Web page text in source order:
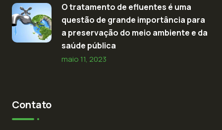
O tratamento de efluentes é uma
questão de grande importância para
a preservação do meio ambiente e da
saúde pública
maio 11, 2023
Contato